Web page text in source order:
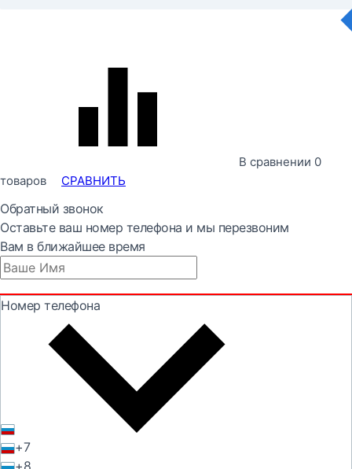
В сравнении 0
товаров
СРАВНИТЬ
Обратный звонок
Оставьте ваш номер телефона и мы перезвоним
Вам в ближайшее время
Номер телефона
+7
+8